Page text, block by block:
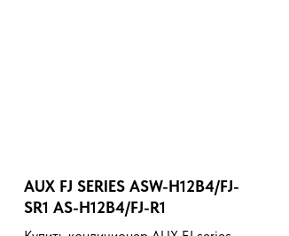
AUX FJ SERIES ASW-H12B4/FJ-
SR1 AS-H12B4/FJ-R1